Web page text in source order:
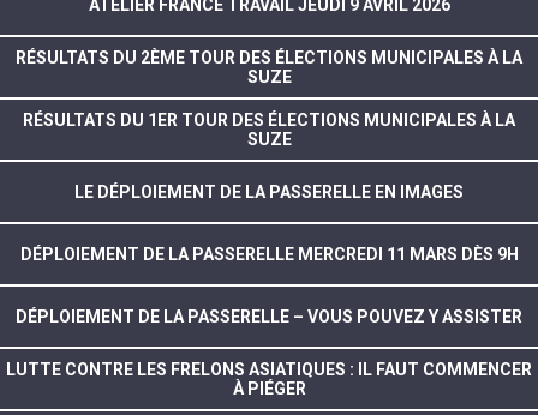
ATELIER FRANCE TRAVAIL JEUDI 9 AVRIL 2026
RÉSULTATS DU 2ÈME TOUR DES ÉLECTIONS MUNICIPALES À LA
SUZE
RÉSULTATS DU 1ER TOUR DES ÉLECTIONS MUNICIPALES À LA
SUZE
LE DÉPLOIEMENT DE LA PASSERELLE EN IMAGES
DÉPLOIEMENT DE LA PASSERELLE MERCREDI 11 MARS DÈS 9H
DÉPLOIEMENT DE LA PASSERELLE – VOUS POUVEZ Y ASSISTER
LUTTE CONTRE LES FRELONS ASIATIQUES : IL FAUT COMMENCER
À PIÉGER